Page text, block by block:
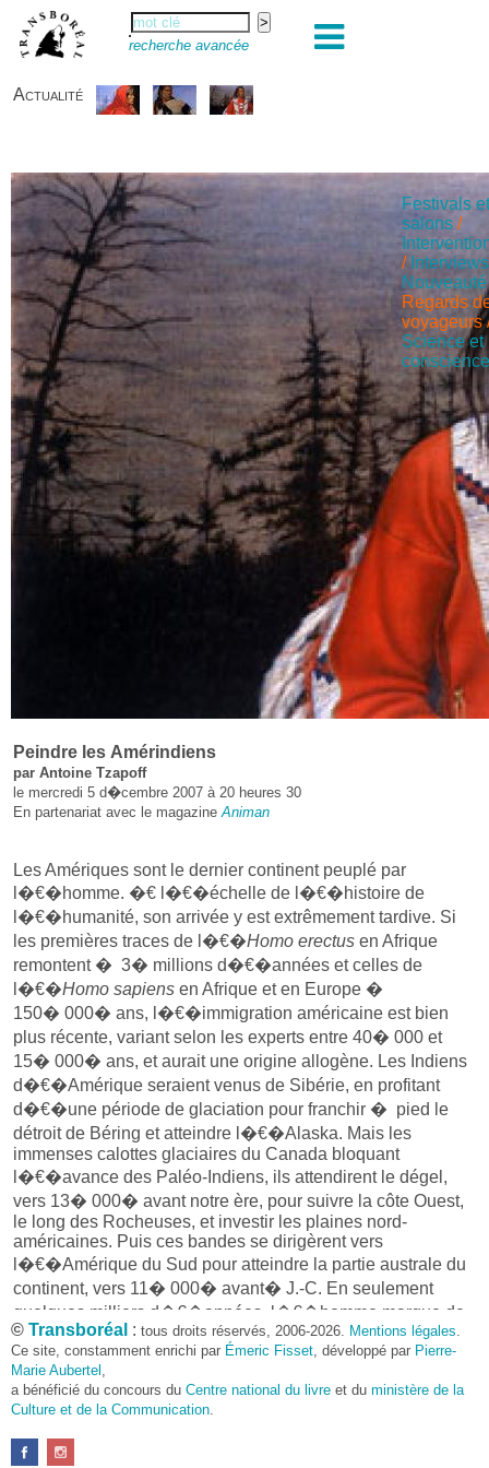
recherche avancée
Actualité
Festivals
salons /
/ Interviews
Nouveauté
Regards
voyageurs
Science et
Peindre les Amérindiens
par Antoine Tzapoff
le mercredi 5 d�cembre 2007 à 20 heures 30
En partenariat avec le magazineAniman
Les Amériques sont le dernier continent peuplé par
l�€�homme. �€ l�€�échelle de l�€�histoire de
l�€�humanité, son arrivée y est extrêmement tardive. Si
les premières traces de l�€�Homo erectus en Afrique
remontent � 3� millions d�€�années et celles de
l�€�Homo sapiens en Afrique et en Europe �
150� 000� ans, l�€�immigration américaine est bien
plus récente, variant selon les experts entre 40� 000 et
15� 000� ans, et aurait une origine allogène. Les Indiens
d�€�Amérique seraient venus de Sibérie, en profitant
d�€�une période de glaciation pour franchir � pied le
détroit de Béring et atteindre l�€�Alaska. Mais les
immenses calottes glaciaires du Canada bloquant
l�€�avance des Paléo-Indiens, ils attendirent le dégel,
vers 13� 000� avant notre ère, pour suivre la côte Ouest,
le long des Rocheuses, et investir les plaines nord-
américaines. Puis ces bandes se dirigèrent vers
l�€�Amérique du Sud pour atteindre la partie australe du
continent, vers 11� 000� avant� J.-C. En seulement
quelques milliers d�€�années, l�€�homme marque de
son empreinte l�€�ensemble du Nouveau Monde.
Des civilisations se développent, notamment olmèque,
zapotèque et maya au Mexique, et chavin en Amérique du
Sud, qui érigent des cités comme Teotihuacán, Tikal ou
Chanchán. Ces empires connaissent des densités de
population élevées� : elle est par exemple de
50� hab/km2 sur le plateau d�€�Anáhuac au Mexique.
© Transboréal : tous droits réservés, 2006-2026. Mentions légales.
Ce site, constamment enrichi par Émeric Fisset, développé par Pierre-
Marie Aubertel ,
a bénéficié du concours du Centre national du livre et du ministère de la
Culture et de la Communication.